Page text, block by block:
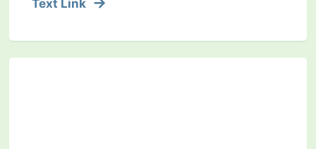
Text Link